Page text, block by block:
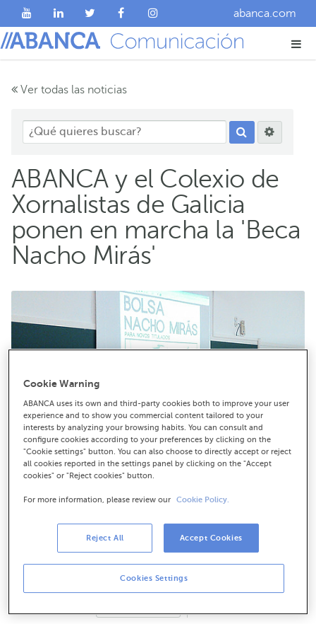
abanca.com
Ver todas las noticias
ABANCA y el Colexio de
Xornalistas de Galicia
ponen en marcha la 'Beca
Nacho Mirás'
De izquierda a derecha, Isaac González Toribio, director de
Comunicación y Relaciones Institucionales de ABANCA, Xosé
Ramón Pousa, decano de la Facultad de Ciencias de la
Comunicación de la USC, y Xosé Manuel Pereiro, decano del
Colexio Profesional de Xornalistas de Galicia, durante la
presentación de la beca.
Descarga en alta resolución
Cookie Warning
ABANCA uses its own and third-party cookies both to improve your user
experience and to show you commercial content tailored to your
interests by analyzing your browsing habits. You can consult and
configure cookies according to your preferences by clicking on the
"Cookie settings" button. You can also choose to directly accept or reject
all cookies reported in the settings panel by clicking on the "Accept
cookies" or "Reject cookies" button.
For more information, please review our Cookie Policy.
Cookies Settings
Reject All Accept Cookies